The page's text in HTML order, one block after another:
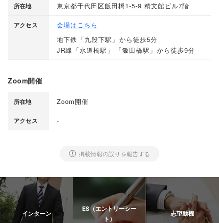
所在地 東京都千代田区飯田橋1-5-9 精文館ビル7階
アクセス
会場はこちら
地下鉄 「九段下駅 」 から徒歩5分
JR線 「水道橋駅 」 「飯田橋駅 」 から徒歩9分
Zoom開催
所在地 Zoom開催
アクセス -
掲載情報の誤りを報告する
インターン
ES（エントリーシー
ト）
志望動機